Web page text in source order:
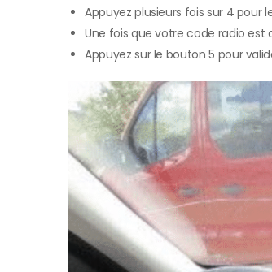
Appuyez plusieurs fois sur 4
Une fois que votre code radio est
Appuyez sur le bouton 5 pour